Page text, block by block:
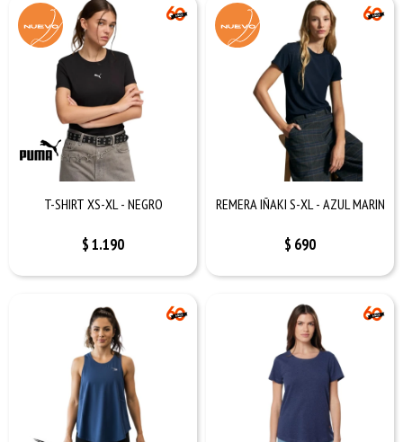
T-SHIRT XS-XL - NEGRO
$1.190
REMERA IÑAKI S-XL - AZUL MARIN
$ 690